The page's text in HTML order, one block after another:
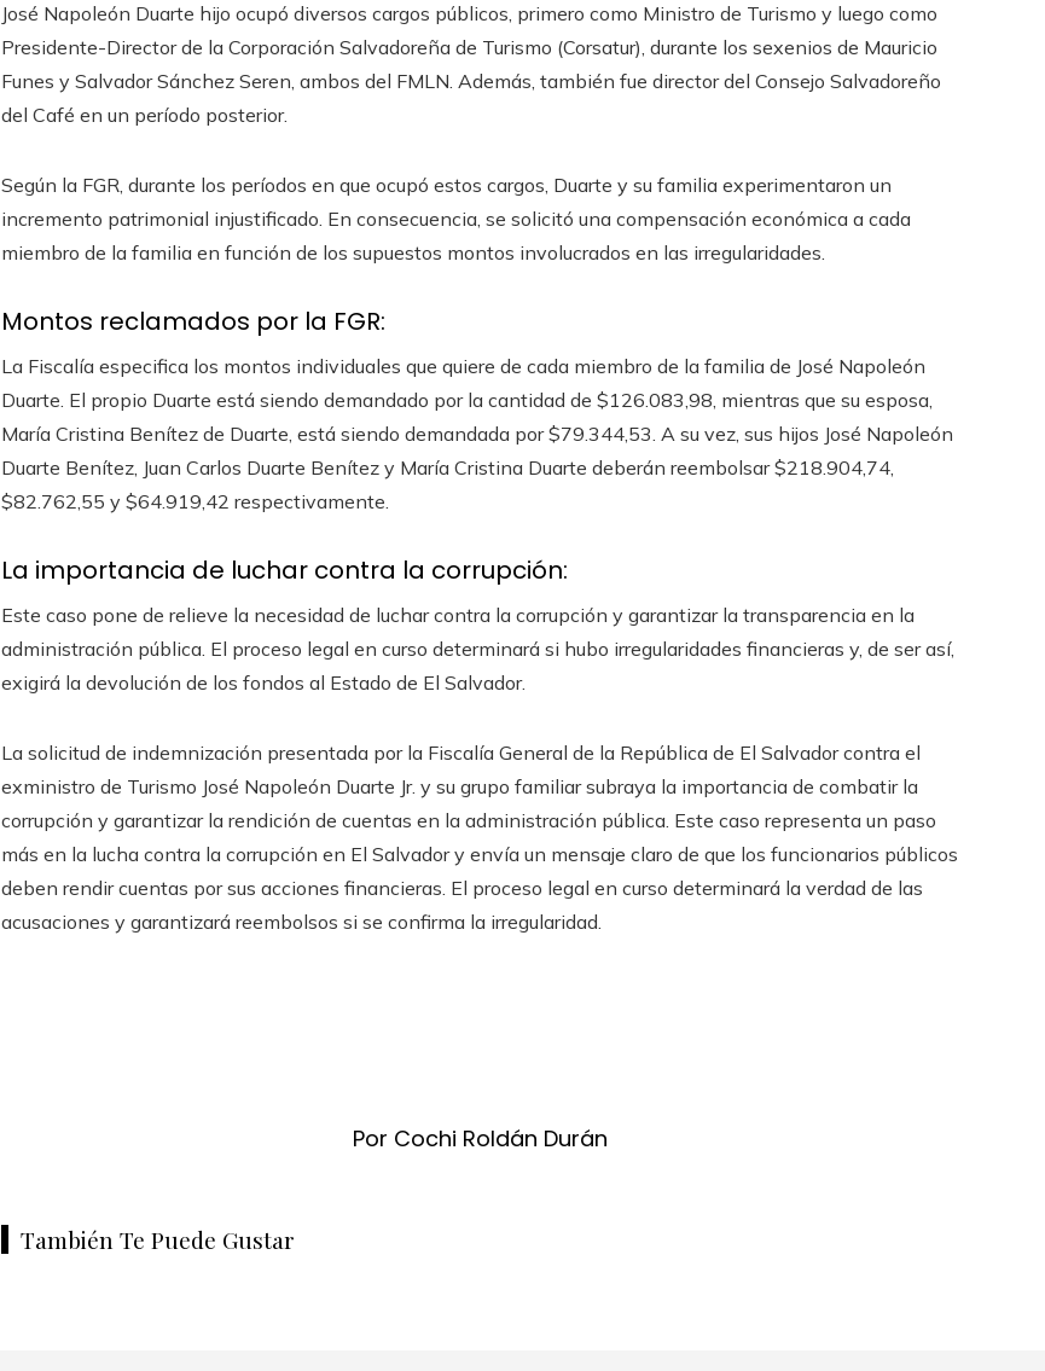
José Napoleón Duarte hijo ocupó diversos cargos públicos, primero como Ministro de Turismo y luego como
Presidente-Director de la Corporación Salvadoreña de Turismo (Corsatur), durante los sexenios de Mauricio
Funes y Salvador Sánchez Seren, ambos del FMLN. Además, también fue director del Consejo Salvadoreño
del Café en un período posterior.
Según la FGR, durante los períodos en que ocupó estos cargos, Duarte y su familia experimentaron un
incremento patrimonial injustificado. En consecuencia, se solicitó una compensación económica a cada
miembro de la familia en función de los supuestos montos involucrados en las irregularidades.
Montos reclamados por la FGR:
La Fiscalía especifica los montos individuales que quiere de cada miembro de la familia de José Napoleón
Duarte. El propio Duarte está siendo demandado por la cantidad de $126.083,98, mientras que su esposa,
María Cristina Benítez de Duarte, está siendo demandada por $79.344,53. A su vez, sus hijos José Napoleón
Duarte Benítez, Juan Carlos Duarte Benítez y María Cristina Duarte deberán reembolsar $218.904,74,
$82.762,55 y $64.919,42 respectivamente.
La importancia de luchar contra la corrupción:
Este caso pone de relieve la necesidad de luchar contra la corrupción y garantizar la transparencia en la
administración pública. El proceso legal en curso determinará si hubo irregularidades financieras y, de ser así,
exigirá la devolución de los fondos al Estado de El Salvador.
La solicitud de indemnización presentada por la Fiscalía General de la República de El Salvador contra el
exministro de Turismo José Napoleón Duarte Jr. y su grupo familiar subraya la importancia de combatir la
corrupción y garantizar la rendición de cuentas en la administración pública. Este caso representa un paso
más en la lucha contra la corrupción en El Salvador y envía un mensaje claro de que los funcionarios públicos
deben rendir cuentas por sus acciones financieras. El proceso legal en curso determinará la verdad de las
acusaciones y garantizará reembolsos si se confirma la irregularidad.
Por Cochi Roldán Durán
También Te Puede Gustar